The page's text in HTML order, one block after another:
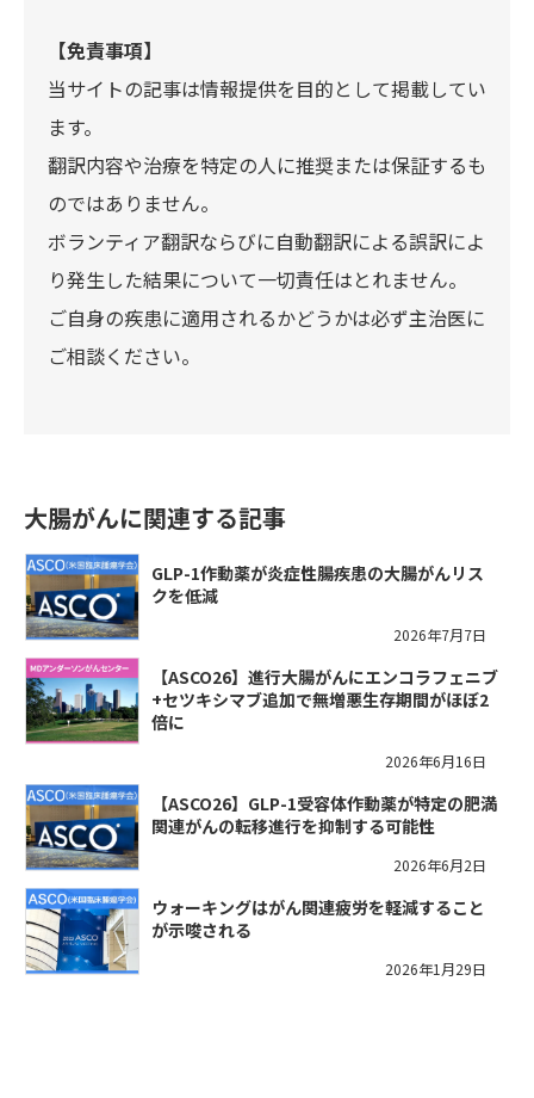
【免責事項】
当サイトの記事は情報提供を目的として掲載してい
ます。
翻訳内容や治療を特定の人に推奨または保証するも
のではありません。
ボランティア翻訳ならびに自動翻訳による誤訳によ
り発生した結果について一切責任はとれません。
ご自身の疾患に適用されるかどうかは必ず主治医に
ご相談ください。
大腸がんに関連する記事
GLP-1作動薬が炎症性腸疾患の大腸がんリス
クを低減
2026年7月7日
【ASCO26】進行大腸がんにエンコラフェニブ
+セツキシマブ追加で無増悪生存期間がほぼ2
倍に
2026年6月16日
【ASCO26】GLP-1受容体作動薬が特定の肥満
関連がんの転移進行を抑制する可能性
2026年6月2日
ウォーキングはがん関連疲労を軽減すること
が示唆される
2026年1月29日